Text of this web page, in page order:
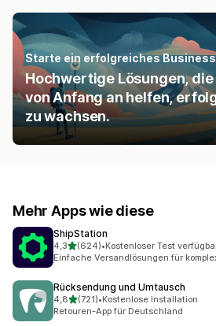
Starte ein erfolgreiches Business
Hochwertige Lösungen,
von Anfang an helfen,
zu wachsen.
Mehr Apps wie diese
ShipStation
4,3von 5 Sternen
(624)
624 Rezensionen insgesamt
•Kostenloser Test
Einfache Versandlösungen für
Rücksendung und Umtausch
4,8von 5 Sternen
(721)
721 Rezensionen insgesamt
•Kostenlose Installation
Retouren-App für Deutschland